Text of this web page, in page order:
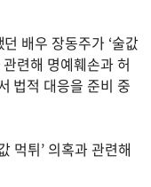
배우 장동주가 ‘술값
련해 명예훼손과 허
법적 대응을 준비 중
먹튀’ 의혹과 관련해